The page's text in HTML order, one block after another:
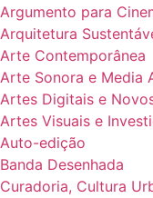
Argumento para
Arquitetura
Arte Contemporânea
Arte Sonora e Media
Artes Digitais e
Artes Visuais e
Auto-edição
Banda Desenhada
Curadoria, Cultura